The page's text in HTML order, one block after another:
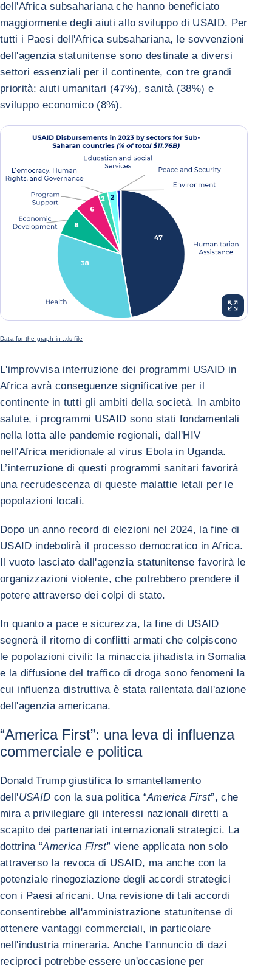
dell'Africa subsahariana che hanno beneficiato
maggiormente degli aiuti allo sviluppo di USAID. Per
tutti i Paesi dell'Africa subsahariana, le sovvenzioni
dell'agenzia statunitense sono destinate a diversi
settori essenziali per il continente, con tre grandi
priorità: aiuti umanitari (47%), sanità (38%) e
sviluppo economico (8%).
Data for the graph in .xls file
L'improvvisa interruzione dei programmi USAID in
Africa avrà conseguenze significative per il
continente in tutti gli ambiti della società. In ambito
salute, i programmi USAID sono stati fondamentali
nella lotta alle pandemie regionali, dall'HIV
nell'Africa meridionale al virus Ebola in Uganda.
L’interruzione di questi programmi sanitari favorirà
una recrudescenza di queste malattie letali per le
popolazioni locali.
Dopo un anno record di elezioni nel 2024, la fine di
USAID indebolirà il processo democratico in Africa.
Il vuoto lasciato dall'agenzia statunitense favorirà le
organizzazioni violente, che potrebbero prendere il
potere attraverso dei colpi di stato.
In quanto a pace e sicurezza, la fine di USAID
segnerà il ritorno di conflitti armati che colpiscono
le popolazioni civili: la minaccia jihadista in Somalia
e la diffusione del traffico di droga sono fenomeni la
cui influenza distruttiva è stata rallentata dall'azione
dell'agenzia americana.
“America First”: una leva di influenza
commerciale e politica
Donald Trump giustifica lo smantellamento
dell'USAID con la sua politica “America First”, che
mira a privilegiare gli interessi nazionali diretti a
scapito dei partenariati internazionali strategici. La
dottrina “America First” viene applicata non solo
attraverso la revoca di USAID, ma anche con la
potenziale rinegoziazione degli accordi strategici
con i Paesi africani. Una revisione di tali accordi
consentirebbe all'amministrazione statunitense di
ottenere vantaggi commerciali, in particolare
nell'industria mineraria. Anche l'annuncio di dazi
reciproci potrebbe essere un'occasione per